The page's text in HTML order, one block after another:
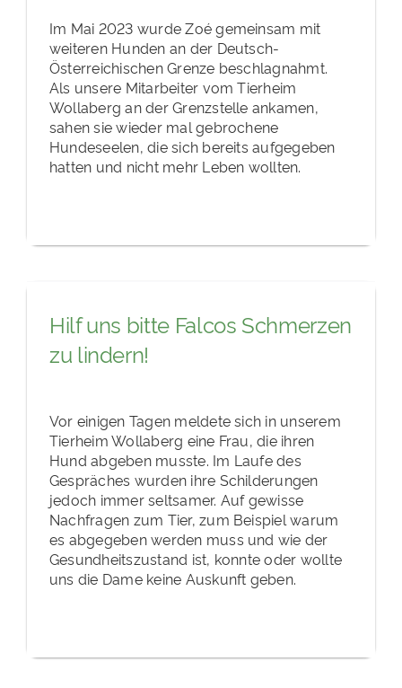
Im Mai 2023 wurde Zoé gemeinsam mit
weiteren Hunden an der Deutsch-
Österreichischen Grenze beschlagnahmt.
Als unsere Mitarbeiter vom Tierheim
Wollaberg an der Grenzstelle ankamen,
sahen sie wieder mal gebrochene
Hundeseelen, die sich bereits aufgegeben
hatten und nicht mehr Leben wollten.
Hilf uns bitte Falcos Schmerzen
zu lindern!
Vor einigen Tagen meldete sich in unserem
Tierheim Wollaberg eine Frau, die ihren
Hund abgeben musste. Im Laufe des
Gespräches wurden ihre Schilderungen
jedoch immer seltsamer. Auf gewisse
Nachfragen zum Tier, zum Beispiel warum
es abgegeben werden muss und wie der
Gesundheitszustand ist, konnte oder wollte
uns die Dame keine Auskunft geben.